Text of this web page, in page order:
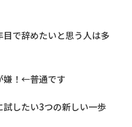
で辞めたいと思う人は多
嫌！←普通です
したい3つの新しい一歩